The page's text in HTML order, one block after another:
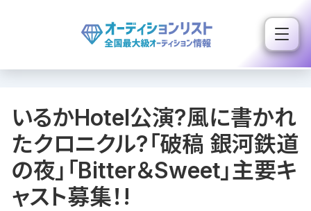
ス
いるかHotel公演?風に書かれ
たクロニクル?「破稿 銀河鉄道
の夜」「Bitter＆Sweet」主要キ
ャスト募集！!